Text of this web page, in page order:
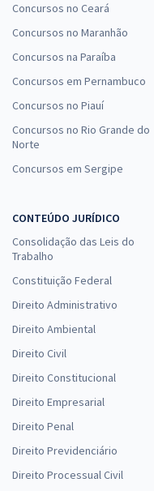
Concursos no Ceará
Concursos no Maranhão
Concursos na Paraíba
Concursos em Pernambuco
Concursos no Piauí
Concursos no Rio Grande do
Norte
Concursos em Sergipe
CONTEÚDO JURÍDICO
Consolidação das Leis do
Trabalho
Constituição Federal
Direito Administrativo
Direito Ambiental
Direito Civil
Direito Constitucional
Direito Empresarial
Direito Penal
Direito Previdenciário
Direito Processual Civil